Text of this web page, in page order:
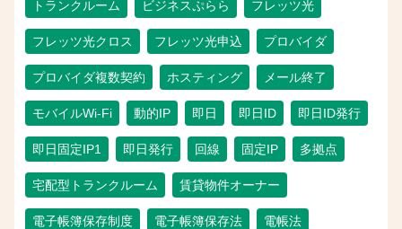
トランクルーム ビジネスぷらら フレッツ光
フレッツ光クロス フレッツ光申込 プロバイダ
プロバイダ複数契約 ホスティング メール終了
モバイルWi-Fi 動的IP 即日 即日ID 即日ID発行
即日固定IP1 即日発行 回線 固定IP 多拠点
宅配型トランクルーム 賃貸物件オーナー
電子帳簿保存制度 電子帳簿保存法 電帳法